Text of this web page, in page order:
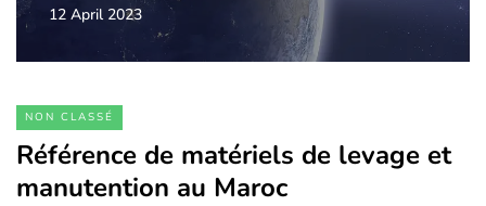
12 April 2023
NON CLASSÉ
Référence de matériels de levage et
manutention au Maroc